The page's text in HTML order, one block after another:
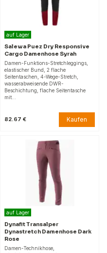
auf Lager
Salewa Puez Dry Responsive
Cargo Damenhose Syrah
Damen-Funktions-Stretchleggings,
elastischer Bund, 2 flache
Seitentaschen, 4-Wege-Stretch,
wasserabweisende DWR-
Beschichtung, flache Seitentasche
mit…
82.67 € Kaufen
auf Lager
Dynafit Transalper
Dynastretch Damenhose Dark
Rose
Damen-Technikhose,